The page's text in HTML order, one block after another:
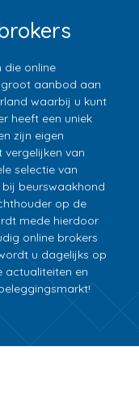
die online
groot aanbod aan
waarbij u kunt
heeft een uniek
zijn eigen
vergelijken van
selectie van
beurswaakhond
op de
mede hierdoor
online brokers
u dagelijks op
actualiteiten en